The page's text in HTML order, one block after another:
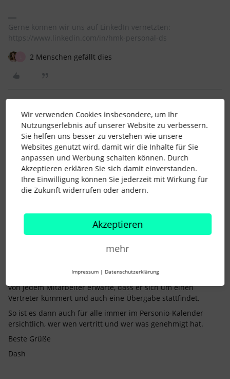
Gerne können wir uns auf LinkedIn vernetzten:
https://www.linkedin.com/in/hmk-personal-ds
2 Menschen gefällt dies
JessicaHR AUTOR*IN Forum|Forum|5 years ago
Hallo JessicaHR,
das hatten wir bei uns auch schon. Ich habe allerdings die
Vertretung nicht als optional im Urlaubsantrag hinterlegt,
sondern immer als verpflichtend. Dies ist auch so als
Genehmigungsschritt eingebaut, also der Vertreter muss
Ich habe und würde auch zukünftig dem jeweiligen
Mitarbeiter, der Urlaub beantragt, die Verantwortung
übergeben, sich um einen neuen Vertreter zu kümmern. Da
eine Änderung durch uns als Admin nicht möglich ist, muss
ein neuer Genehmigungsprozess gestartet werden und eben
gesucht werden. Dies sehe ich so “streng”, da ich immer und
von jedem Mitarbeiter erwarte, dass er sich um einen
Vertreter kümmert und auch eine Übergabe stattfindet.
So ist es dann auch für alle immer im Personio-Kalender
ersichtlich, wer wen vertritt und wer was genehmigt hat.
Beste Grüße
Dash
Wir verwenden Cookies insbesondere, um Ihr
Nutzungserlebnis auf unserer Website zu verbessern.
Sie helfen uns besser zu verstehen wie unsere
Websites genutzt wird, damit wir die Inhalte für Sie
anpassen und Werbung schalten können. Durch
Akzeptieren erklären Sie sich damit einverstanden.
Ihre Einwilligung können Sie jederzeit mit Wirkung für
die Zukunft widerrufen oder ändern.
Akzeptieren
mehr
Impressum | Datenschutzerklärung